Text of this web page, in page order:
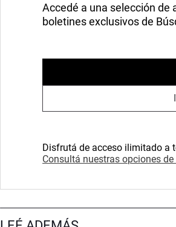
Accedé a una selección
boletines exclusivos de
Disfrutá de acceso ilimitado a
Consultá nuestras opciones